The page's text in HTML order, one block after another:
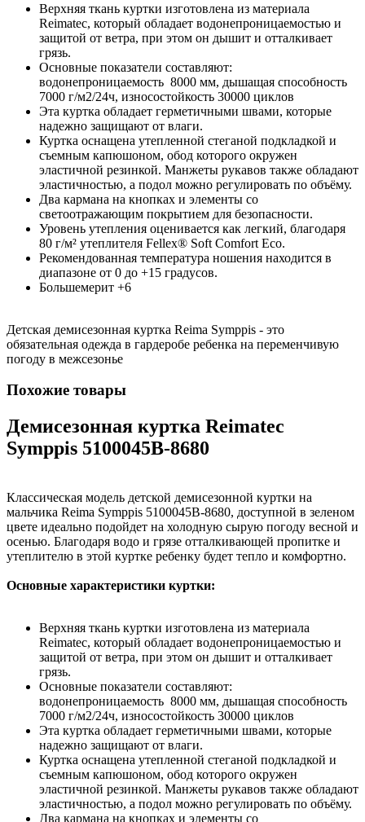
Верхняя ткань куртки изготовлена из материала
Reimatec, который обладает водонепроницаемостью и
защитой от ветра, при этом он дышит и отталкивает
грязь.
Основные показатели составляют:
водонепроницаемость 8000 мм, дышащая способность
7000 г/м2/24ч, износостойкость 30000 циклов
Эта куртка обладает герметичными швами, которые
надежно защищают от влаги.
Куртка оснащена утепленной стеганой подкладкой и
съемным капюшоном, обод которого окружен
эластичной резинкой. Манжеты рукавов также обладают
эластичностью, а подол можно регулировать по объёму.
Два кармана на кнопках и элементы со
светоотражающим покрытием для безопасности.
Уровень утепления оценивается как легкий, благодаря
80 г/м² утеплителя Fellex® Soft Comfort Eco.
Рекомендованная температура ношения находится в
диапазоне от 0 до +15 градусов.
Большемерит +6
Детская демисезонная куртка Reima Symppis - это
обязательная одежда в гардеробе ребенка на переменчивую
погоду в межсезонье
Похожие товары
Демисезонная куртка Reimatec
Symppis 5100045B-8680
Классическая модель детской демисезонной куртки на
мальчика Reima Symppis 5100045B-8680, доступной в зеленом
цвете идеально подойдет на холодную сырую погоду весной и
осенью. Благодаря водо и грязе отталкивающей пропитке и
утеплителю в этой куртке ребенку будет тепло и комфортно.
Основные характеристики куртки:
Верхняя ткань куртки изготовлена из материала
Reimatec, который обладает водонепроницаемостью и
защитой от ветра, при этом он дышит и отталкивает
грязь.
Основные показатели составляют:
водонепроницаемость 8000 мм, дышащая способность
7000 г/м2/24ч, износостойкость 30000 циклов
Эта куртка обладает герметичными швами, которые
надежно защищают от влаги.
Куртка оснащена утепленной стеганой подкладкой и
съемным капюшоном, обод которого окружен
эластичной резинкой. Манжеты рукавов также обладают
эластичностью, а подол можно регулировать по объёму.
Два кармана на кнопках и элементы со